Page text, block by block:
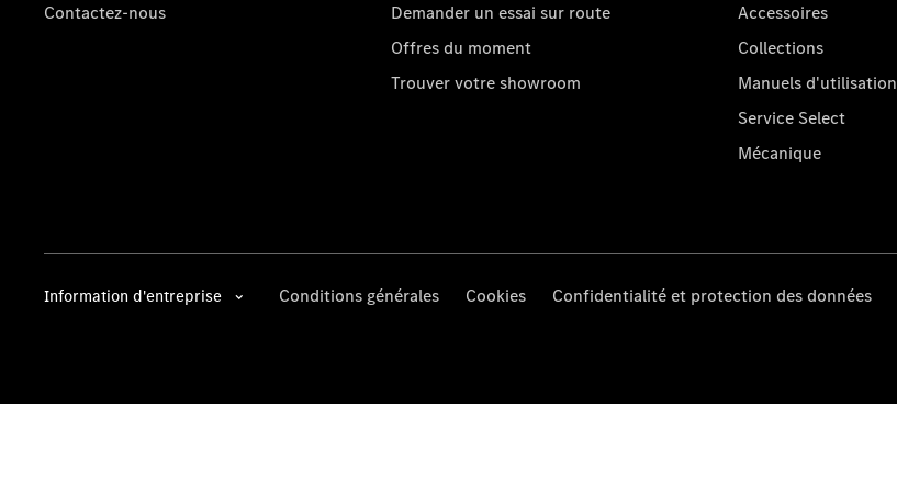
Contactez-nous
Demander un essai sur route
Offres du moment
Trouver votre showroom
Accessoires
Collections
Manuels d'utilisation
Service Select
Mécanique
Information d'entreprise Conditions générales Cookies Confidentialité et protection des données